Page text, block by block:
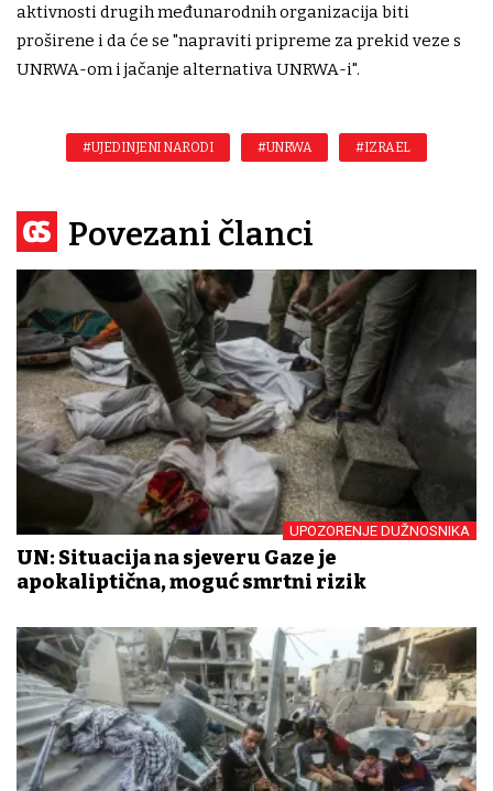
aktivnosti drugih međunarodnih organizacija biti
proširene i da će se "napraviti pripreme za prekid veze s
UNRWA-om i jačanje alternativa UNRWA-i".
#UJEDINJENI NARODI #UNRWA #IZRAEL
Povezani članci
UPOZORENJE DUŽNOSNIKA
UN: Situacija na sjeveru Gaze je
apokaliptična, moguć smrtni rizik